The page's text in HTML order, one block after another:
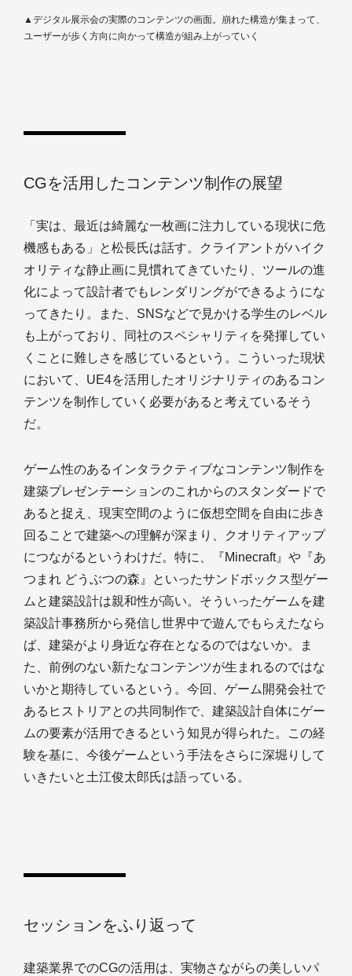
▲デジタル展示会の実際のコンテンツの画面。崩れた構造が集まって、
ユーザーが歩く方向に向かって構造が組み上がっていく
CGを活用したコンテンツ制作の展望
「実は、最近は綺麗な一枚画に注力している現状に危
機感もある」と松長氏は話す。クライアントがハイク
オリティな静止画に見慣れてきていたり、ツールの進
化によって設計者でもレンダリングができるようにな
ってきたり。また、SNSなどで見かける学生のレベル
も上がっており、同社のスペシャリティを発揮してい
くことに難しさを感じているという。こういった現状
において、UE4を活用したオリジナリティのあるコン
テンツを制作していく必要があると考えているそう
だ。
ゲーム性のあるインタラクティブなコンテンツ制作を
建築プレゼンテーションのこれからのスタンダードで
あると捉え、現実空間のように仮想空間を自由に歩き
回ることで建築への理解が深まり、クオリティアップ
につながるというわけだ。特に、『Minecraft』や『あ
つまれ どうぶつの森』といったサンドボックス型ゲー
ムと建築設計は親和性が高い。そういったゲームを建
築設計事務所から発信し世界中で遊んでもらえたなら
ば、建築がより身近な存在となるのではないか。ま
た、前例のない新たなコンテンツが生まれるのではな
いかと期待しているという。今回、ゲーム開発会社で
あるヒストリアとの共同制作で、建築設計自体にゲー
ムの要素が活用できるという知見が得られた。この経
験を基に、今後ゲームという手法をさらに深堀りして
いきたいと土江俊太郎氏は語っている。
セッションをふり返って
建築業界でのCGの活用は、実物さながらの美しいパ